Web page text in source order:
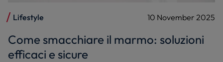
Lifestyle 10 November 2025
Come smacchiare il marmo: soluzioni
efficaci e sicure